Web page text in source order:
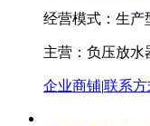
经营模式：生产
主营：负压放水
企业商铺|联系方